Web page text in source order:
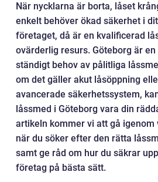
När nycklarna är borta, låset
enkelt behöver ökad säkerhet i
företaget, då är en kvalificerad
ovärderlig resurs. Göteborg är
ständigt behov av pålitliga
om det gäller akut låsöppning
avancerade säkerhetssystem,
låssmed i Göteborg vara din
artikeln kommer vi att gå igenom
när du söker efter den rätta
samt ge råd om hur du säkrar
företag på bästa sätt.